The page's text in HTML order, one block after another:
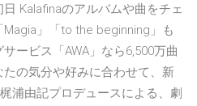
Kalafinaのアルバムや曲をチェ
」「to the beginning」も
ービス「AWA」なら6,500万曲
の気分や好みに合わせて、新
浦由記プロデュースによる、劇